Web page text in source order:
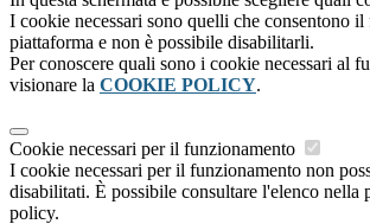
I cookie necessari sono quelli che consentono
piattaforma e non è possibile disabilitarli.
Per conoscere quali sono i cookie necessari al
visionare la COOKIE POLICY.
Cookie necessari per il funzionamento
I cookie necessari per il funzionamento non
disabilitati. È possibile consultare l'elenco nella
policy.